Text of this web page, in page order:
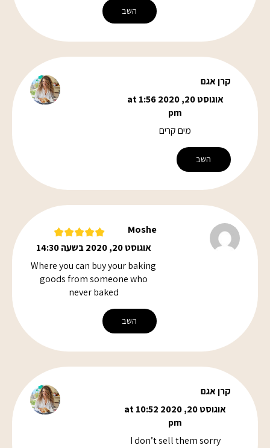
השב
קרן אגם
אוגוסט 20, 2020 at 1:56
pm
מים קרים
השב
Moshe
אוגוסט 20, 2020 בשעה 14:30
Where you can buy your baking
goods from someone who
never baked
השב
קרן אגם
אוגוסט 20, 2020 at 10:52
pm
I don’t sell them sorry